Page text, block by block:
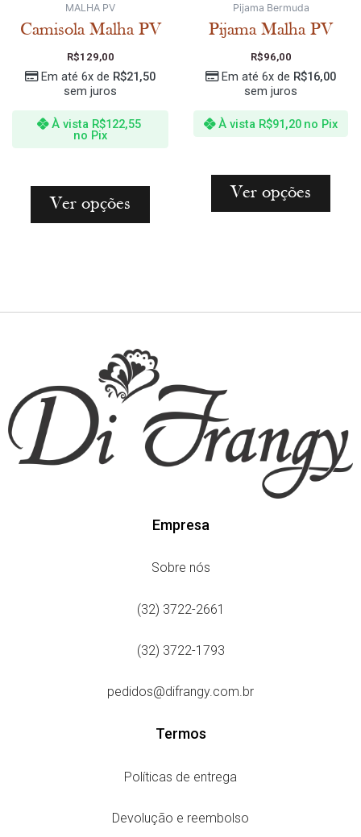
MALHA PV
Camisola Malha PV
R$129,00
À vista R$122,55
no Pix
Em até 6x de R$21,50
sem juros
Ver opções
Pijama Bermuda
Pijama Malha PV
R$96,00
À vista R$91,20 no Pix
Em até 6x de R$16,00
sem juros
Ver opções
Empresa
Sobre nós
(32) 3722-2661
(32) 3722-1793
pedidos@difrangy.com.br
Termos
Políticas de entrega
Devolução e reembolso